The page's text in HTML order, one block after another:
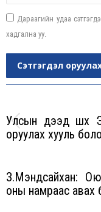
Дараагийн удаа
хадгална уу.
Сэтгэгдэл
Улсын дээд шүүх
оруулах хууль
З.Мэндсайхан:
оны намраас авах